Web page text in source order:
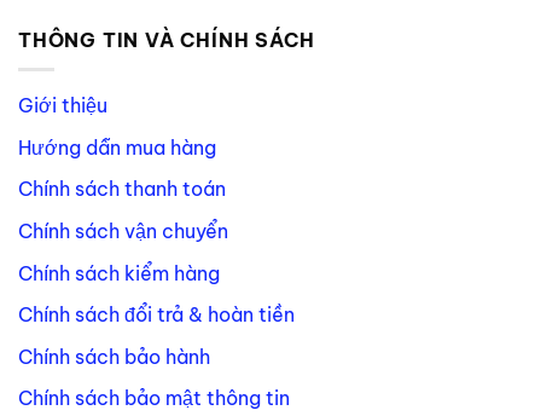
THÔNG TIN VÀ CHÍNH SÁCH
Giới thiệu
Hướng dẫn mua hàng
Chính sách thanh toán
Chính sách vận chuyển
Chính sách kiểm hàng
Chính sách đổi trả & hoàn tiền
Chính sách bảo hành
Chính sách bảo mật thông tin